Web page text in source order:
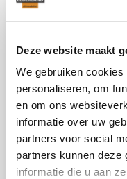
Deze website maakt
We gebruiken
personaliseren, om
en om ons
informatie over uw
partners voor social
partners kunnen deze
informatie die u aan
Model :
Select your shop